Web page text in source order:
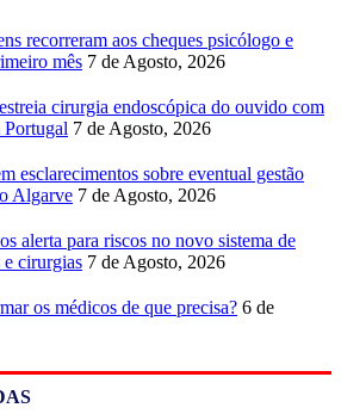
recorreram aos cheques psicólogo e
mês 7 de Agosto, 2026
cirurgia endoscópica do ouvido com
7 de Agosto, 2026
esclarecimentos sobre eventual gestão
Algarve 7 de Agosto, 2026
alerta para riscos no novo sistema de
e cirurgias 7 de Agosto, 2026
os médicos de que precisa? 6 de